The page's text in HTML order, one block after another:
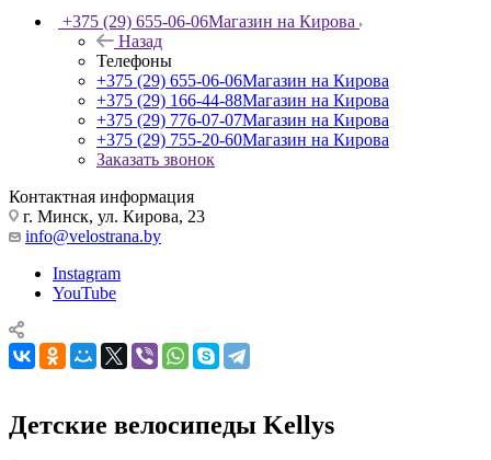
+375 (29) 655-06-06Магазин на Кирова
Назад
Телефоны
+375 (29) 655-06-06Магазин на Кирова
+375 (29) 166-44-88Магазин на Кирова
+375 (29) 776-07-07Магазин на Кирова
+375 (29) 755-20-60Магазин на Кирова
Заказать звонок
Контактная информация
г. Минск, ул. Кирова, 23
info@velostrana.by
Instagram
YouTube
Детские велосипеды Kellys